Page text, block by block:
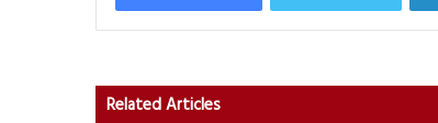
Related Articles